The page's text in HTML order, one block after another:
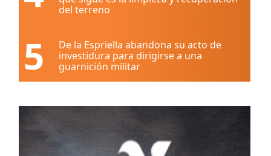
del terreno
5
De la Espriella abandona su acto de
investidura para dirigirse a una
guarnición militar